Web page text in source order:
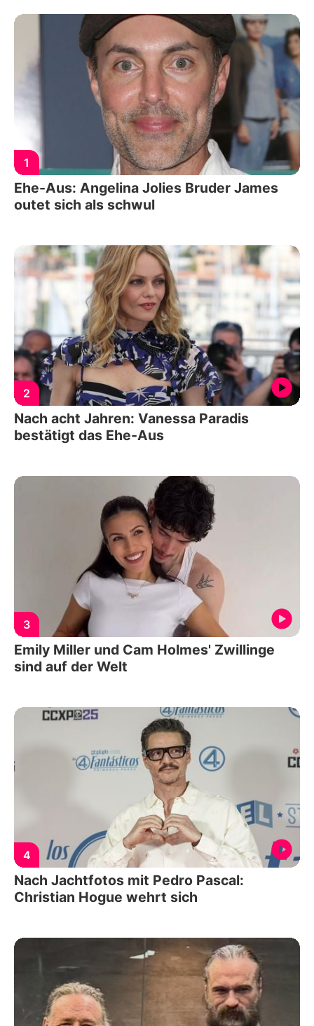
1
Ehe-Aus: Angelina Jolies Bruder James
outet sich als schwul
2
Nach acht Jahren: Vanessa Paradis
bestätigt das Ehe-Aus
3
Emily Miller und Cam Holmes' Zwillinge
sind auf der Welt
4
Nach Jachtfotos mit Pedro Pascal:
Christian Hogue wehrt sich